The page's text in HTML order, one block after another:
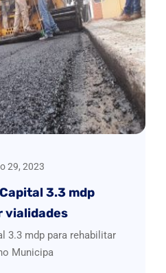
29, 2023
3.3 mdp
vialidades
3.3 mdp para rehabilitar
Municipa